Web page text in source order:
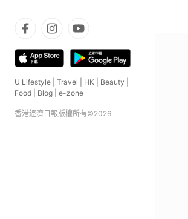
U Lifestyle Travel HK Beauty
Food
Blog e-zone
香港經濟日報版權所有©2026